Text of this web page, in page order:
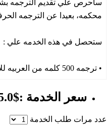
سأحرص علي تقديم الترجمه
محكمه، بعيدا عن الترجمه
ستحصل في هذه الخدمه علي :
• ترجمه 500 كلمه من العربيه للانجليزيه او العكس
سعر الخدمة :$5.0
عدد مرات طلب الخدمة